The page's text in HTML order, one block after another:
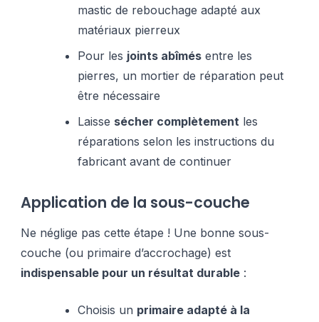
mastic de rebouchage adapté aux
matériaux pierreux
Pour les joints abîmés entre les
pierres, un mortier de réparation peut
être nécessaire
Laisse sécher complètement les
réparations selon les instructions du
fabricant avant de continuer
Application de la sous-couche
Ne néglige pas cette étape ! Une bonne sous-
couche (ou primaire d’accrochage) est
indispensable pour un résultat durable :
Choisis un primaire adapté à la